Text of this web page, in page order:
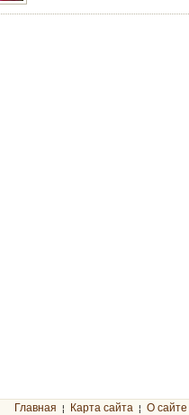
Главная ¦ Карта сайта ¦ О сайте